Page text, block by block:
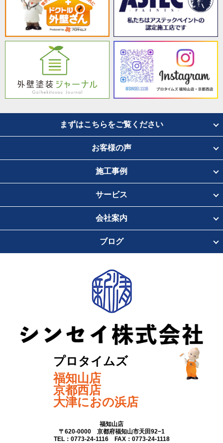
まずはこちらをご覧ください
お客様の声
施工事例
サービス
会社案内
ブログ
プロタイムズ
福知山店
京都西店
大津におの浜店
福知山店
〒620-0000 京都府福知山市天田92−1
TEL：0773-24-1116 FAX：0773-24-1118